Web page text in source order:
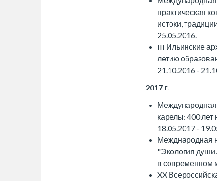
практическая
истоки,
25.05.2016.
III Ильинские
летию
21.10.2016 -
2017 г.
Международная
карелы: 400 лет
18.05.2017 -
Межднародная
"Экология души:
в современном
XX